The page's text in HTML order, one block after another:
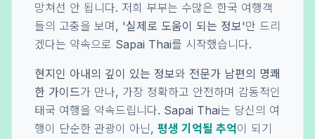
망쳐선 안 됩니다. 저희 부부는 수많은 한국 여행객
들의 고충을 보며, '실제로 도움이 되는 정보'만 드리
겠다는 약속으로 Sapai Thai를 시작했습니다.
현지인 아내의 깊이 있는 정보와 전문가 남편의 명쾌
한 가이드가 만나, 가장 정확하고 안전하며 감동적인
태국 여행을 약속드립니다. Sapai Thai는 당신의 여
행이 단순한 관광이 아닌, 평생 기억될 추억이 되기